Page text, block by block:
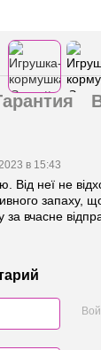
в 15:43
Від неї не
запаху,
вчасне